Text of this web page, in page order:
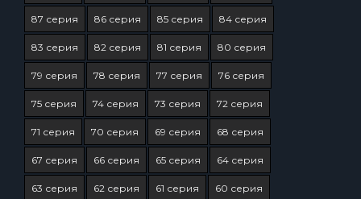
87 серия 86 серия 85 серия 84 серия
83 серия 82 серия 81 серия 80 серия
79 серия 78 серия 77 серия 76 серия
75 серия 74 серия 73 серия 72 серия
71 серия 70 серия 69 серия 68 серия
67 серия 66 серия 65 серия 64 серия
63 серия 62 серия 61 серия 60 серия